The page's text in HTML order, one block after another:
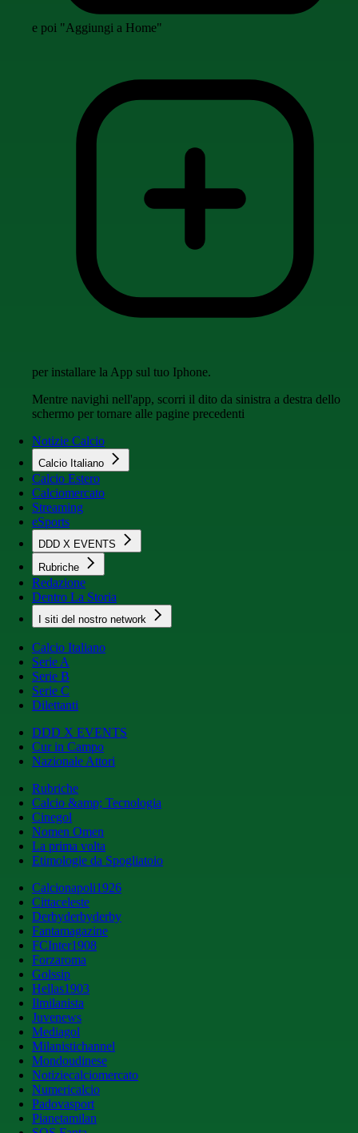
e poi "Aggiungi a Home"
per installare la App sul tuo Iphone.
Mentre navighi nell'app, scorri il dito da sinistra a destra dello
schermo per tornare alle pagine precedenti
Notizie Calcio
Calcio Italiano
Calcio Estero
Calciomercato
Streaming
eSports
DDD X EVENTS
Rubriche
Redazione
Dentro La Storia
I siti del nostro network
Calcio Italiano
Serie A
Serie B
Serie C
Dilettanti
DDD X EVENTS
Cur in Campo
Nazionale Attori
Rubriche
Calcio &amp; Tecnologia
Cinegol
Nomen Omen
La prima volta
Etimologie da Spogliatoio
Calcionapoli1926
Cittaceleste
Derbyderbyderby
Fantamagazine
FCInter1908
Forzaroma
Golssip
Hellas1903
Ilmilanista
Juvenews
Mediagol
Milanistichannel
Mondoudinese
Notiziecalciomercato
Numericalcio
Padovasport
Pianetamilan